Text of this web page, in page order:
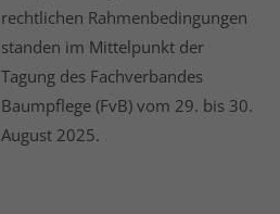
rechtlichen Rahmenbedingungen
standen im Mittelpunkt der
Tagung des Fachverbandes
Baumpflege (FvB) vom 29. bis 30.
August 2025.